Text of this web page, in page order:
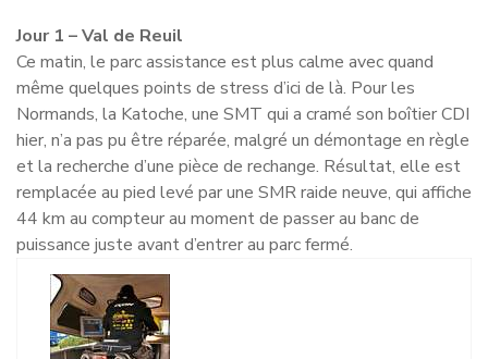
Jour 1 – Val de Reuil
Ce matin, le parc assistance est plus calme avec quand
même quelques points de stress d’ici de là. Pour les
Normands, la Katoche, une SMT qui a cramé son boîtier CDI
hier, n’a pas pu être réparée, malgré un démontage en règle
et la recherche d’une pièce de rechange. Résultat, elle est
remplacée au pied levé par une SMR raide neuve, qui affiche
44 km au compteur au moment de passer au banc de
puissance juste avant d’entrer au parc fermé.